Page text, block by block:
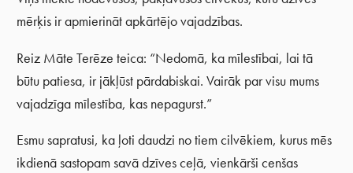
mērķis ir apmierināt apkārtējo vajadzības.
Reiz Māte Terēze teica: “Nedomā, ka mīlestībai, lai tā
būtu patiesa, ir jākļūst pārdabiskai. Vairāk par visu mums
vajadzīga mīlestība, kas nepagurst.”
Esmu sapratusi, ka ļoti daudzi no tiem cilvēkiem, kurus mēs
ikdienā sastopam savā dzīves ceļā, vienkārši cenšas